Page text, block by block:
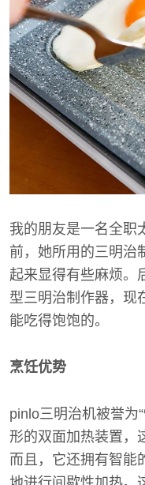
我的朋友是一名全职
前，她所用的三明治
起来显得有些麻烦。
型三明治制作器，现
能吃得饱饱的。
烹饪优势
pinlo三明治机被誉为
形的双面加热装置，
而且，它还拥有智能